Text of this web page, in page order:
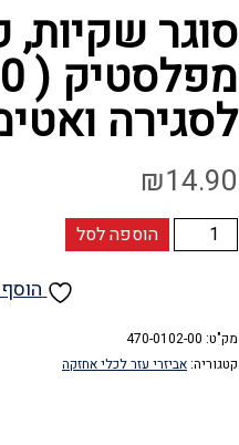
סוגר
לסגירה
₪14.90
כמות
שקיות,
קליפסים
הוספה לסל
מק"ט: 470-0102-00
קטגוריה: אביזרי עזר לכלי אחזקה